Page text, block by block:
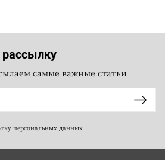
самые важные статьи
персональных данных